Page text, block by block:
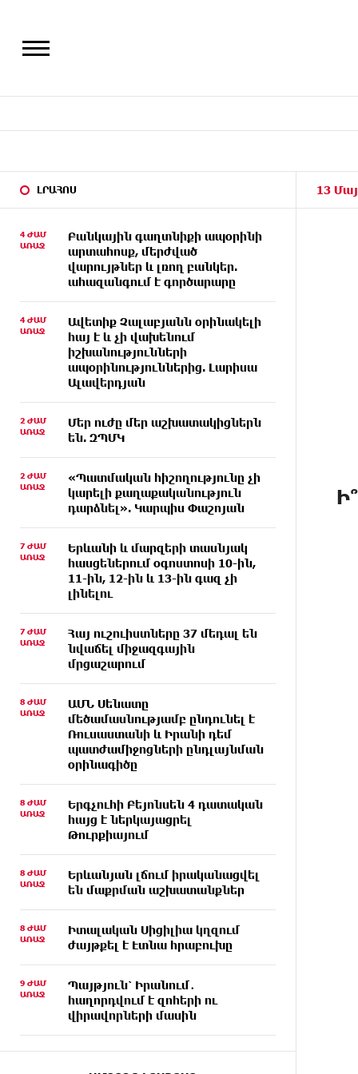
ԼՐԱՀՈՍ
4 ԺԱՄ
ԱՌԱՋ
Բանկային գաղտնիքի ապօրինի
արտահոսք, մերժված
վարույթներ և լռող բանկեր.
ահազանգում է գործարարը
4 ԺԱՄ
ԱՌԱՋ
Ավետիք Չալաբյանն օրինակելի
հայ է և չի վախենում
իշխանությունների
ապօրինություններից. Լարիսա
Ալավերդյան
2 ԺԱՄ
ԱՌԱՋ
Մեր ուժը մեր աշխատակիցներն
են. ԶՊՄԿ
2 ԺԱՄ
ԱՌԱՋ
«Պատմական հիշողությունը չի
կարելի քաղաքականություն
դարձնել». Կարպիս Փաշոյան
7 ԺԱՄ
ԱՌԱՋ
Երևանի և մարզերի տասնյակ
հասցեներում օգոստոսի 10-ին,
11-ին, 12-ին և 13-ին գազ չի
լինելու
7 ԺԱՄ
ԱՌԱՋ
Հայ ուշուիստները 37 մեդալ են
նվաճել միջազգային
մրցաշարում
8 ԺԱՄ
ԱՌԱՋ
ԱՄՆ Սենատը
մեծամասնությամբ ընդունել է
Ռուսաստանի և Իրանի դեմ
պատժամիջոցների ընդլայնման
օրինագիծը
8 ԺԱՄ
ԱՌԱՋ
Երգչուհի Բեյոնսեն ​​4 դատական
հայց է ներկայացրել
Թուրքիայում
8 ԺԱՄ
ԱՌԱՋ
Երևանյան լճում իրականացվել
են մաքրման աշխատանքներ
8 ԺԱՄ
ԱՌԱՋ
Իտալական Սիցիլիա կղզում
ժայթքել է Էտնա հրաբուխը
9 ԺԱՄ
ԱՌԱՋ
Պայթյուն՝ Իրանում․
հաղորդվում է զոհերի ու
վիրավորների մասին
9 ԺԱՄ
«Ռեալը» հայտարարել է
Դիոմանդեի տրանսֆերի մասին
13